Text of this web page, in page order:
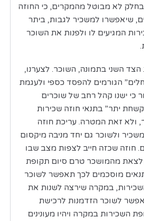
לא מבוטל מהמקרים, כי החוזה
שיאפשרו למשכיר לגבות, ביתר
המגיעים לו ולפנות את השוכר
השני בתמונה, השוכר. לצערנו,
הגורמים להפסד כספי ולעגמת
כי ישנו קהל רחב של שוכרים
“הקשחת יתר” בתנאי חוזה שכירות
ולא זאת המטרה. עריכת חוזה
ולשוכר גם יחד מניבה מיקסום
חוזה שכזה חייב לצפות מצב שבו
לצאת מהמושכר טרם סיום תקופת
מוסכמים לכך תאפשר לשוכר
במקרה שירצה לשנות את
לשוכר הזדמנות לרכישת
השכירות במקרה ויהיו מעונינים